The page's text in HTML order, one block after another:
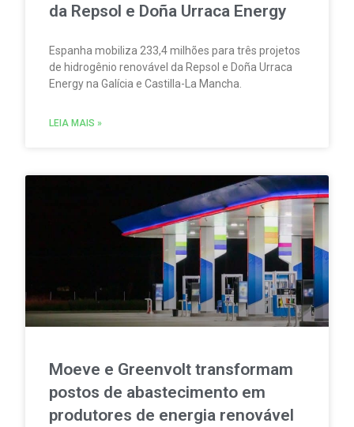
da Repsol e Doña Urraca Energy
Espanha mobiliza 233,4 milhões para três projetos
de hidrogênio renovável da Repsol e Doña Urraca
Energy na Galícia e Castilla-La Mancha.
LEIA MAIS »
Moeve e Greenvolt transformam
postos de abastecimento em
produtores de energia renovável